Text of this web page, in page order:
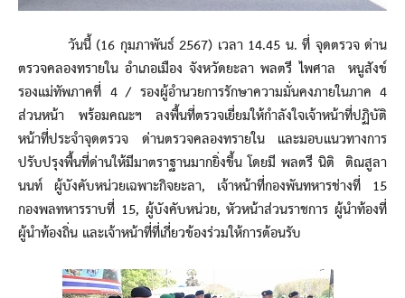
วันนี้ (16 กุมภาพันธ์ 2567) เวลา 14.45 น. ที่ จุดตรวจ ด่าน
ตรวจคลองทรายใน อำเภอเมือง จังหวัดยะลา พลตรี ไพศาล หนูสังข์
รองแม่ทัพภาคที่ 4 / รองผู้อำนวยการรักษาความมั่นคงภายในภาค 4
ส่วนหน้า พร้อมคณะฯ ลงพื้นที่ตรวจเยี่ยมให้กำลังใจเจ้าหน้าที่ปฏิบัติ
หน้าที่ประจำจุดตรวจ ด่านตรวจคลองทรายใน และมอบแนวทางการ
ปรับปรุงพื้นที่ด่านให้มีมาตราฐานมากยิ่งขึ้น โดยมี พลตรี นิติ ติณสูลา
นนท์ ผู้บังคับหน่วยเฉพาะกิจยะลา, เจ้าหน้าที่กองพันทหารช่างที่ 15
กองพลทหารราบที่ 15, ผู้บังคับหน่วย, หัวหน้าส่วนราชการ ผู้นำท้องที่
ผู้นำท้องถิ่น และเจ้าหน้าที่ที่เกี่ยวข้องร่วมให้การต้อนรับ